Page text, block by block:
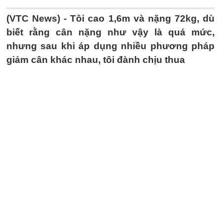
(VTC News) - Tôi cao 1,6m và nặng 72kg, dù
biết rằng cân nặng như vậy là quá mức,
nhưng sau khi áp dụng nhiều phương pháp
giảm cân khác nhau, tôi đành chịu thua